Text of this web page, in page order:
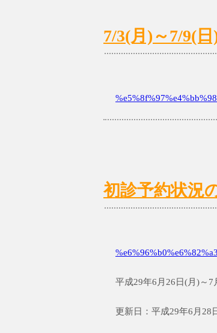
7/3(月)～7/9(
初診予約状況
平成29年6月26日(月)～7
更新日：平成29年6月